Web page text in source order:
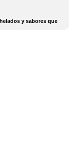
y sabores que